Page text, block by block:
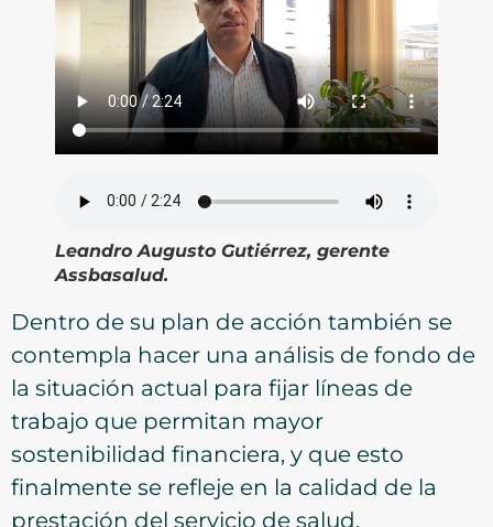
Leandro Augusto Gutiérrez, gerente
Assbasalud.
Dentro de su plan de acción también se
contempla hacer una análisis de fondo de
la situación actual para fijar líneas de
trabajo que permitan mayor
sostenibilidad financiera, y que esto
finalmente se refleje en la calidad de la
prestación del servicio de salud.